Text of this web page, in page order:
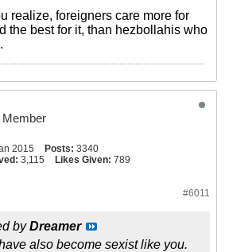
realize, foreigners care more for
the best for it, than hezbollahis who
Member
2015 Posts: 3340
3,115 Likes Given: 789
#6011
byDreamer
also become sexist like you.